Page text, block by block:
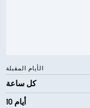
الأيام المقبلة
كل ساعة
10 أيام